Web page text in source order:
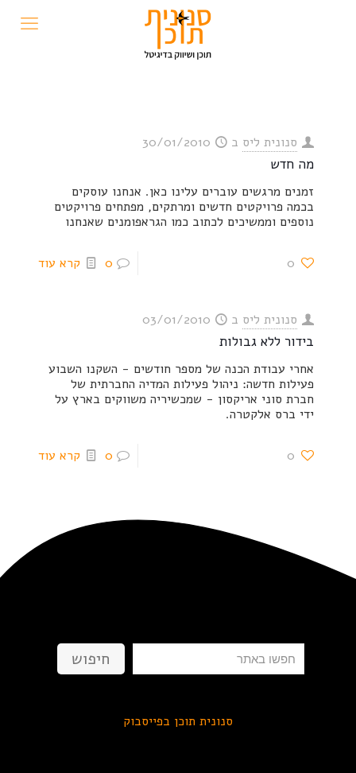
סנונית ליס ב 30/01/2010
מה חדש
זמנים מרגשים עוברים עלינו כאן. אנחנו עוסקים
בכמה פרויקטים חדשים ומרתקים, מפתחים פרויקטים
נוספים וממשיכים לכתוב כמו הגראפומנים שאנחנו
0
0 קרא עוד
סנונית ליס ב 03/01/2010
בידור ללא גבולות
אחרי עבודת הכנה של מספר חודשים - השקנו השבוע
פעילות חדשה: ניהול פעילות המדיה החברתית של
חברת סוני אריקסון - שמכשיריה משווקים בארץ על
ידי ברס אלקטרה.
0
0 קרא עוד
חיפוש חיפוש
סנונית תוכן בפייסבוק